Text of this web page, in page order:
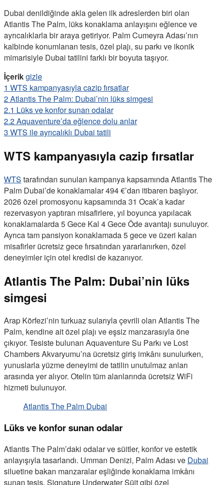
Dubai denildiğinde akla gelen ilk adreslerden biri olan
Atlantis The Palm, lüks konaklama anlayışını eğlence ve
ayrıcalıklarla bir araya getiriyor. Palm Cumeyra Adası’nın
kalbinde konumlanan tesis, özel plajı, su parkı ve ikonik
mimarisiyle Dubai tatilini farklı bir boyuta taşıyor.
İçerikgizle
1 WTS kampanyasıyla cazip fırsatlar
2Atlantis The Palm: Dubai’nin lüks simgesi
2.1 Lüks ve konfor sunan odalar
2.2Aquaventure’da eğlence dolu anlar
3 WTS ile ayrıcalıklı Dubai tatili
WTS kampanyasıyla cazip fırsatlar
WTS tarafından sunulan kampanya kapsamında Atlantis The
Palm Dubai’de konaklamalar 494 €’dan itibaren başlıyor.
2026 özel promosyonu kapsamında 31 Ocak’a kadar
rezervasyon yaptıran misafirlere, yıl boyunca yapılacak
konaklamalarda 5 Gece Kal 4 Gece Öde avantajı sunuluyor.
Ayrıca tam pansiyon konaklamada 5 gece ve üzeri kalan
misafirler ücretsiz gece fırsatından yararlanırken, özel
deneyimler için otel kredisi de kazanıyor.
Atlantis The Palm: Dubai’nin lüks
simgesi
Arap Körfezi’nin turkuaz sularıyla çevrili olan Atlantis The
Palm, kendine ait özel plajı ve eşsiz manzarasıyla öne
çıkıyor. Tesiste bulunan Aquaventure Su Parkı ve Lost
Chambers Akvaryumu’na ücretsiz giriş imkânı sunulurken,
yunuslarla yüzme deneyimi de tatilin unutulmaz anları
arasında yer alıyor. Otelin tüm alanlarında ücretsiz WiFi
hizmeti bulunuyor.
Atlantis The Palm Dubai
Lüks ve konfor sunan odalar
Atlantis The Palm’daki odalar ve süitler, konfor ve estetik
anlayışıyla tasarlandı. Umman Denizi, Palm Adası ve Dubai
siluetine bakan manzaralar eşliğinde konaklama imkânı
sunan tesis, Signature Underwater Süit gibi özel